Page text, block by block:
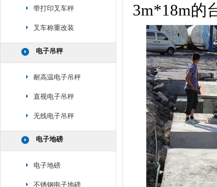
带打印叉车秤
叉车称重改装
电子吊秤
耐高温电子吊秤
直视电子吊秤
无线电子吊秤
电子地磅
电子地磅
不锈钢电子地磅
3m*18m的